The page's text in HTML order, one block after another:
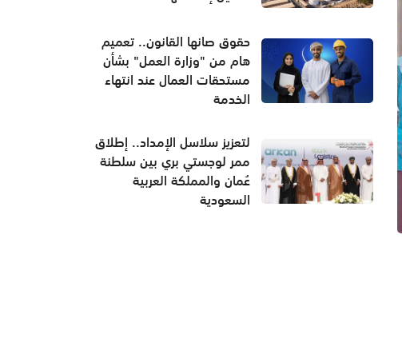
حقوق صانها القانون.. تعميم
هام من "وزارة العمل" بشأن
مستحقات العمال عند انتهاء
الخدمة
لتعزيز سلاسل الإمداد.. إطلاق
ممر لوجستي بري بين سلطنة
عُمان والمملكة العربية
السعودية